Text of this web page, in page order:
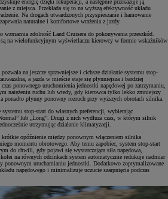
energię dzięki rekuperacji, a następnie przekazuje ją
z miejsca. Przekłada się to na wyższą efektywność układu
Na drogach utwardzonych przyspieszanie i hamowanie
naturalne i komfortowe wrażenia z jazdy.
wzmacnia zdolność Land Cruisera do pokonywania przeszkód.
są na wielofunkcyjnym wyświetlaczu kierowcy w formie wskaźników
na jeszcze sprawniejsze i cichsze działanie systemu stop-
a jazda w mieście staje się płynniejsza i bardziej
ponownego uruchomienia jednostki napędowej po zatrzymaniu,
natężeniu ruchu lub wtedy, gdy kierowca tylko lekko zmniejszy
ponadto płynny ponowny rozruch przy wyższych obrotach silnika.
systemu stop-start do własnych preferencji, wybierając
lub „Long”. Drugi z nich wydłuża czas, w którym silnik
utrzymując działanie klimatyzacji.
krótkie opóźnienie między ponownym włączeniem silnika
momentu obrotowego. Aby temu zapobiec, system stop-start
do chwili, gdy pojawi się wystarczająca siła napędowa,
na równych odcinkach system automatycznie redukuje nadmiar
ponownym uruchamianiu jednostki. Dodatkowo zoptymalizowane
napędowego i minimalizuje uczucie szarpnięcia podczas